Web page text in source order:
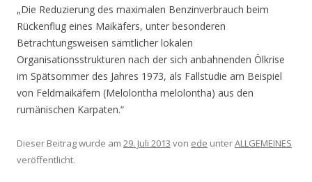
„Die Reduzierung des maximalen Benzinverbrauch beim
Rückenflug eines Maikäfers, unter besonderen
Betrachtungsweisen sämtlicher lokalen
Organisationsstrukturen nach der sich anbahnenden Ölkrise
im Spätsommer des Jahres 1973, als Fallstudie am Beispiel
von Feldmaikäfern (Melolontha melolontha) aus den
rumänischen Karpaten.“
Dieser Beitrag wurde am 29. Juli 2013 von ede unterALLGEMEINES
veröffentlicht.